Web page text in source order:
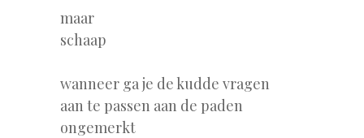
maar
schaap
wanneer ga je de kudde vragen
aan te passen aan de paden
ongemerkt